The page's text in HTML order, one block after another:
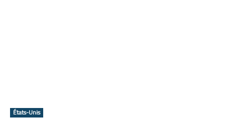
États-Unis